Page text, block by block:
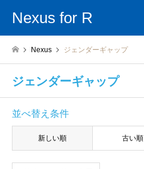
Nexus for R
Nexus ジェンダーギャップ
ジェンダーギャップ
並べ替え条件
新しい順 古い順